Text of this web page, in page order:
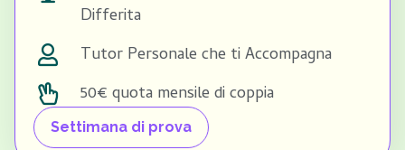
Differita​
Tutor Personale che ti Accompagna​
50€ quota mensile di coppia​
Settimana di prova